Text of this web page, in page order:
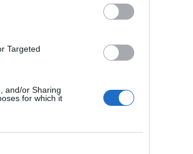
Targeted
and/or Sharing
for which it
REPER
SOS (Șoșoacă)
PACE (Peia)
Acțiunea